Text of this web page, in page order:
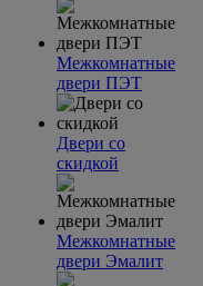
Межкомнатные
двери ПЭТ
Двери со
скидкой
Межкомнатные
двери Эмалит